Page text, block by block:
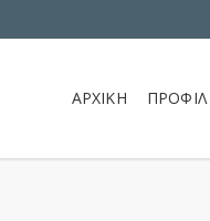
ΑΡΧΙΚΗ ΠΡΟΦΙΛ